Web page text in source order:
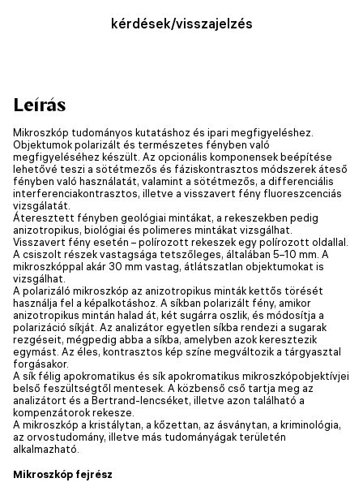
kérdések/visszajelzés
Leírás
Mikroszkóp tudományos kutatáshoz és ipari megfigyeléshez.
Objektumok polarizált és természetes fényben való
megfigyeléséhez készült. Az opcionális komponensek beépítése
lehetővé teszi a sötétmezős és fáziskontrasztos módszerek áteső
fényben való használatát, valamint a sötétmezős, a differenciális
interferenciakontrasztos, illetve a visszavert fény fluoreszcenciás
vizsgálatát.
Áteresztett fényben geológiai mintákat, a rekeszekben pedig
anizotropikus, biológiai és polimeres mintákat vizsgálhat.
Visszavert fény esetén – polírozott rekeszek egy polírozott oldallal.
A csiszolt részek vastagsága tetszőleges, általában 5–10 mm. A
mikroszkóppal akár 30 mm vastag, átlátszatlan objektumokat is
vizsgálhat.
A polarizáló mikroszkóp az anizotropikus minták kettős törését
használja fel a képalkotáshoz. A síkban polarizált fény, amikor
anizotropikus mintán halad át, két sugárra oszlik, és módosítja a
polarizáció síkját. Az analizátor egyetlen síkba rendezi a sugarak
rezgéseit, mégpedig abba a síkba, amelyben azok keresztezik
egymást. Az éles, kontrasztos kép színe megváltozik a tárgyasztal
forgásakor.
A sík félig apokromatikus és sík apokromatikus mikroszkópobjektívjei
belső feszültségtől mentesek. A közbenső cső tartja meg az
analizátort és a Bertrand-lencséket, illetve azon található a
kompenzátorok rekesze.
A mikroszkóp a kristálytan, a kőzettan, az ásványtan, a kriminológia,
az orvostudomány, illetve más tudományágak területén
alkalmazható.
Mikroszkóp fejrész